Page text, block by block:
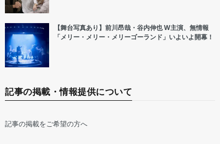
【舞台写真あり】前川昂哉・谷内伸也 W主演、無情報
「メリー・メリー・メリーゴーランド」いよいよ開幕！
記事の掲載・情報提供について
記事の掲載をご希望の方へ